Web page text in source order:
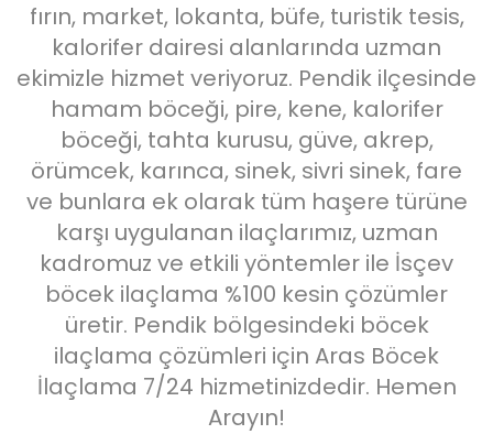
fırın, market, lokanta, büfe, turistik tesis,
kalorifer dairesi alanlarında uzman
ekimizle hizmet veriyoruz. Pendik ilçesinde
hamam böceği, pire, kene, kalorifer
böceği, tahta kurusu, güve, akrep,
örümcek, karınca, sinek, sivri sinek, fare
ve bunlara ek olarak tüm haşere türüne
karşı uygulanan ilaçlarımız, uzman
kadromuz ve etkili yöntemler ile İsçev
böcek ilaçlama %100 kesin çözümler
üretir. Pendik bölgesindeki böcek
ilaçlama çözümleri için Aras Böcek
İlaçlama 7/24 hizmetinizdedir. Hemen
Arayın!